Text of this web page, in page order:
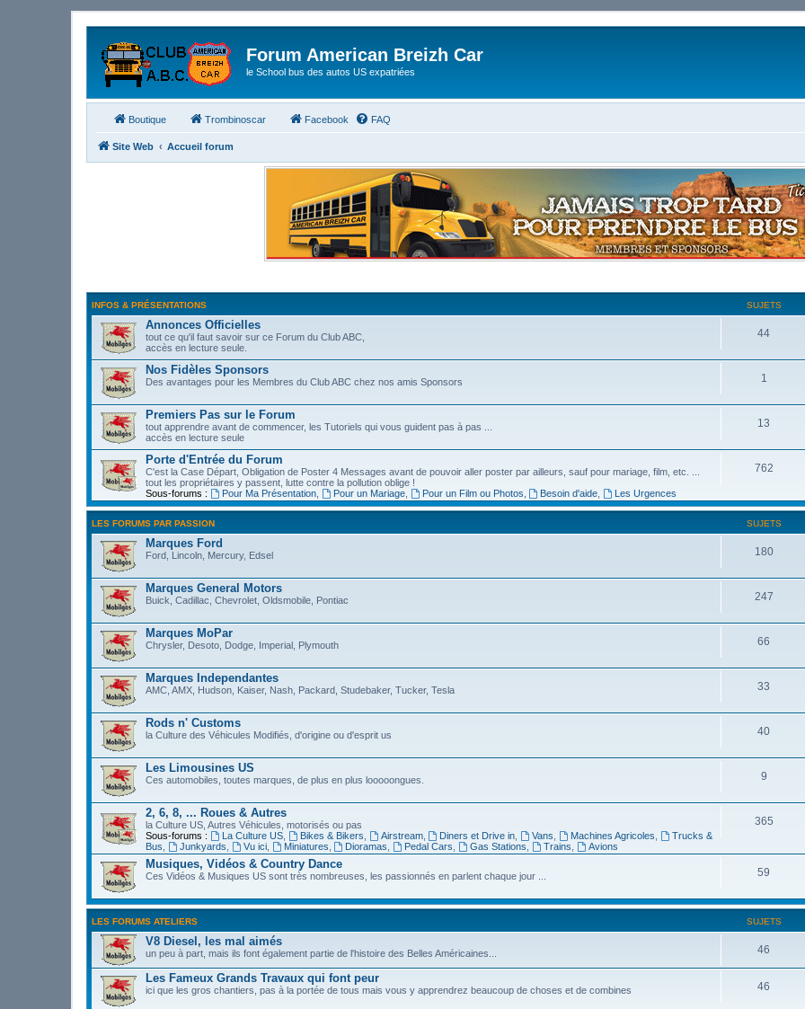
Forum American Breizh Car
le School bus des autos US expatriées
Boutique Trombinoscar Facebook FAQ
Site Web Accueil forum
INFOS & PRÉSENTATIONS SUJETS
Annonces Officielles
tout ce qu'il faut savoir sur ce Forum du Club ABC,
accès en lecture seule.
44
Nos Fidèles Sponsors
Des avantages pour les Membres du Club ABC chez nos amis Sponsors 1
Premiers Pas sur le Forum
tout apprendre avant de commencer, les Tutoriels qui vous guident pas à pas ...
accès en lecture seule
13
Porte d'Entrée du Forum
C'est la Case Départ, Obligation de Poster 4 Messages avant de pouvoir aller poster par ailleurs, sauf pour mariage, film, etc. ...
tout les propriétaires y passent, lutte contre la pollution oblige !
Sous-forums :
Pour Ma Présentation, Pour un Mariage, Pour un Film ou Photos Besoin d'aide Les Urgences
762
LES FORUMS PAR PASSION SUJETS
Marques Ford
Ford, Lincoln, Mercury, Edsel 180
Marques General Motors
Buick, Cadillac, Chevrolet, Oldsmobile, Pontiac 247
Marques MoPar
Chrysler, Desoto, Dodge, Imperial, Plymouth 66
Marques Independantes
AMC, AMX, Hudson, Kaiser, Nash, Packard, Studebaker, Tucker, Tesla 33
Rods n' Customs
la Culture des Véhicules Modifiés, d'origine ou d'esprit us 40
Les Limousines US
Ces automobiles, toutes marques, de plus en plus looooongues. 9
2, 6, 8, ... Roues & Autres
la Culture US, Autres Véhicules, motorisés ou pas
Sous-forums :
La Culture US, Bikes & Bikers Airstream, Diners et Drive in Vans Machines Agricoles
Trucks &
Bus
Junkyards Vu ici, Miniatures Dioramas Pedal Cars Gas Stations Trains Avions
365
Musiques, Vidéos & Country Dance
Ces Vidéos & Musiques US sont très nombreuses, les passionnés en parlent chaque jour ... 59
LES FORUMS ATELIERS SUJETS
V8 Diesel, les mal aimés
un peu à part, mais ils font également partie de l'histoire des Belles Américaines... 46
Les Fameux Grands Travaux qui font peur
ici que les gros chantiers, pas à la portée de tous mais vous y apprendrez beaucoup de choses et de combines 46